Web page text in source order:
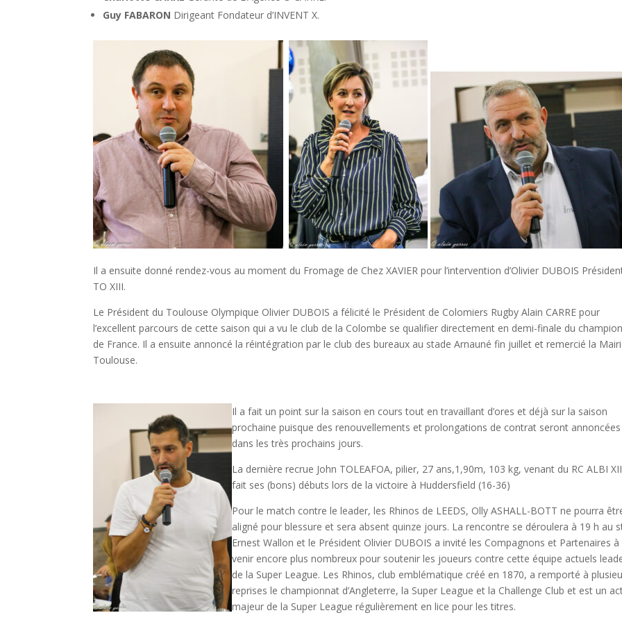
Guy FABARON Dirigeant Fondateur d’INVENT X.
Il a ensuite donné rendez-vous au moment du Fromage de Chez XAVIER pour l’intervention d’Olivier DUBOIS
TO XIII.
Le Président du Toulouse Olympique Olivier DUBOIS a félicité le Président de Colomiers Rugby Alain CARRE pour
l’excellent parcours de cette saison qui a vu le club de la Colombe se qualifier directement en demi-finale du
de France. Il a ensuite annoncé la réintégration par le club des bureaux au stade Arnauné fin juillet et remercié la
Toulouse.
Il a fait un point sur la saison en cours tout en travaillant d’ores et déjà sur la saison
prochaine puisque des renouvellements et prolongations de contrat seront annoncées
dans les très prochains jours.
La dernière recrue John TOLEAFOA, pilier, 27 ans,1,90m, 103 kg, venant du RC ALBI
fait ses (bons) débuts lors de la victoire à Huddersfield (16-36)
Pour le match contre le leader, les Rhinos de LEEDS, Olly ASHALL-BOTT ne pourra
aligné pour blessure et sera absent quinze jours. La rencontre se déroulera à 19 h au
Ernest Wallon et le Président Olivier DUBOIS a invité les Compagnons et Partenaires à
venir encore plus nombreux pour soutenir les joueurs contre cette équipe actuels
de la Super League. Les Rhinos, club emblématique créé en 1870, a remporté à
reprises le championnat d’Angleterre, la Super League et la Challenge Club et est un
majeur de la Super League régulièrement en lice pour les titres.